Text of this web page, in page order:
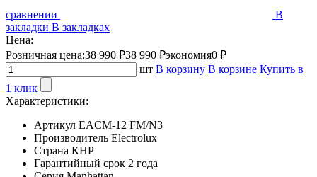
сравнении
В
закладки В закладках
Цена:
Розничная цена:38 990 ₽38 990 ₽экономия0 ₽
шт В корзину В корзине Купить в
1 клик
Характеристики:
Артикул EACM-12 FM/N3
Производитель Electrolux
Страна КНР
Гарантийный срок 2 года